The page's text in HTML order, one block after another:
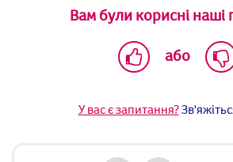
Вам були корисні наші
або
У вас є запитання?